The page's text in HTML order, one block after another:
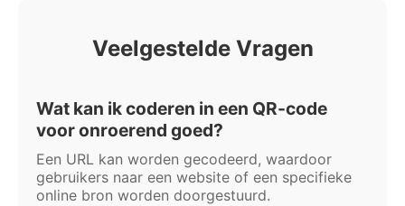
Veelgestelde Vragen
Wat kan ik coderen in een QR-code
voor onroerend goed?
Een URL kan worden gecodeerd, waardoor
gebruikers naar een website of een specifieke
online bron worden doorgestuurd.